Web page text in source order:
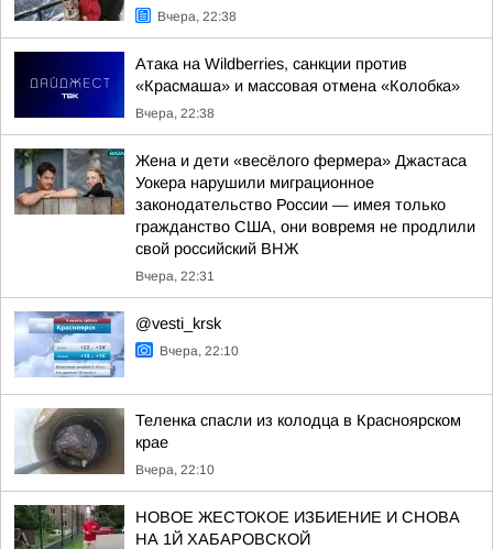
Вчера, 22:38
Атака на Wildberries, санкции против
«Красмаша» и массовая отмена «Колобка»
Вчера, 22:38
Жена и дети «весёлого фермера» Джастаса
Уокера нарушили миграционное
законодательство России — имея только
гражданство США, они вовремя не продлили
свой российский ВНЖ
Вчера, 22:31
@vesti_krsk
Вчера, 22:10
Теленка спасли из колодца в Красноярском
крае
Вчера, 22:10
НОВОЕ ЖЕСТОКОЕ ИЗБИЕНИЕ И СНОВА
НА 1Й ХАБАРОВСКОЙ